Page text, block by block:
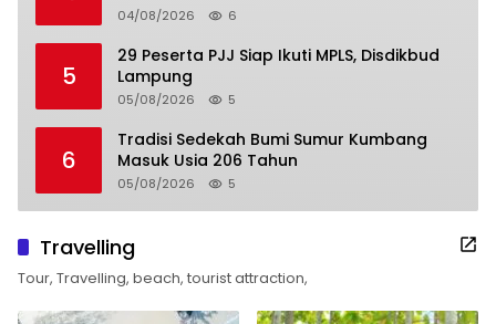
04/08/2026 6
5
29 Peserta PJJ Siap Ikuti MPLS, Disdikbud
Lampung
05/08/2026 5
6
Tradisi Sedekah Bumi Sumur Kumbang
Masuk Usia 206 Tahun
05/08/2026 5
Travelling
Tour, Travelling, beach, tourist attraction,